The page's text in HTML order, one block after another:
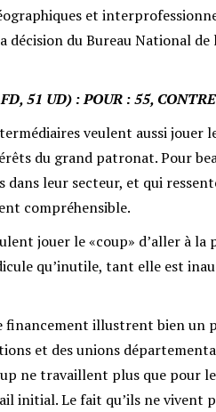
et
du Bureau National de
51 UD) : POUR : 55,
veulent aussi jouer
du grand patronat. Pour
leur secteur, et qui
compréhensible.
jouer le «coup» d’aller à
qu’inutile, tant elle est
financement illustrent bien un
et des unions
ne travaillent plus que pour le
initial. Le fait qu’ils ne vivent